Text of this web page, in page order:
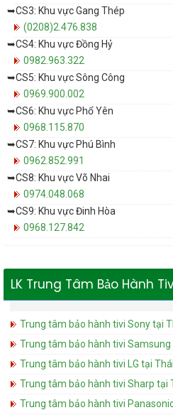
➥CS3: Khu vực Gang Thép
(0208)2.476.838
➥CS4: Khu vực Đồng Hỷ
0982.963.322
➥CS5: Khu vực Sông Công
0969.900.002
➥CS6: Khu vực Phổ Yên
0968.115.870
➥CS7: Khu vực Phú Bình
0962.852.991
➥CS8: Khu vực Võ Nhai
0974.048.068
➥CS9: Khu vực Đinh Hòa
0968.127.842
LK Trung Tâm Bảo Hành
Trung tâm bảo hành tivi Sony tại
Trung tâm bảo hành tivi Samsung
Trung tâm bảo hành tivi LG tại
Trung tâm bảo hành tivi Sharp tại
Trung tâm bảo hành tivi